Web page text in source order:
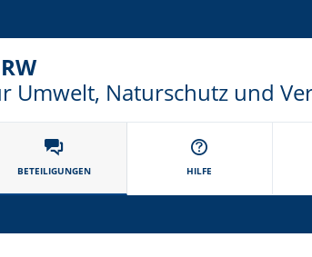
Umwelt, Naturschutz und
BETEILIGUNGEN HILFE